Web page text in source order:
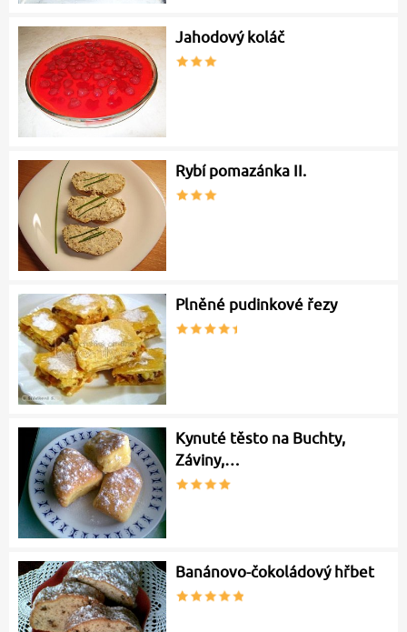
Jahodový koláč
Rybí pomazánka II.
Plněné pudinkové řezy
Kynuté těsto na Buchty,
Záviny,…
Banánovo-čokoládový hřbet